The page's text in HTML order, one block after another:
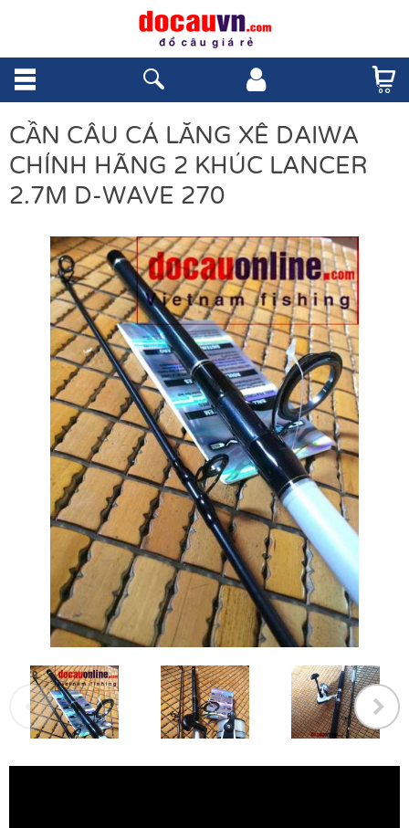
CẦN CÂU CÁ LĂNG XÊ DAIWA
CHÍNH HÃNG 2 KHÚC LANCER
2.7M D-WAVE 270